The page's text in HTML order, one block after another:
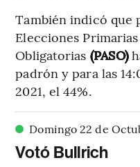
También indicó que
Elecciones
Obligatorias (PASO)
padrón y para las
2021, el 44%.
Domingo 22 de
Votó Bullrich